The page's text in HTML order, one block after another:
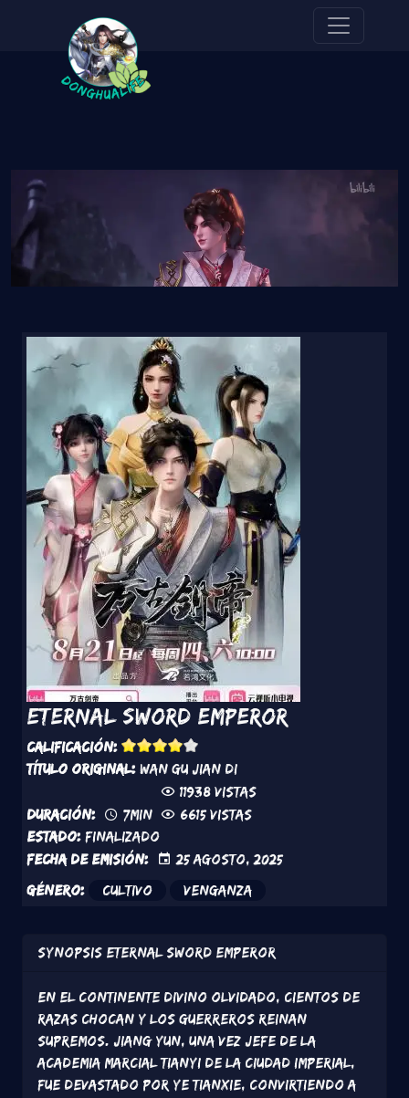
Eternal Sword Emperor
Calificación:
Título original: Wan Gu Jian Di
Duración: 7min
11938 vistas
6615 vistas
Estado: Finalizado
Fecha de emisión:
25 Agosto, 2025
Género:
Cultivo Venganza
Synopsis Eternal Sword Emperor
En el Continente Divino Olvidado, cientos de
razas chocan y los guerreros reinan
supremos. Jiang Yun, una vez jefe de la
Academia Marcial Tianyi de la Ciudad Imperial,
fue devastado por Ye Tianxie, convirtiendo a